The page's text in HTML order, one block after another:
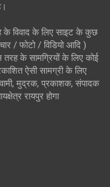
के विवाद के लिए साइट के कुछ
/ फोटो / विडियो आदि )
तरह के सामग्रियों के लिए कोई
ऐसी सामग्री के लिए
मुद्रक, प्रकाशक, संपादक
रायपुर होगा